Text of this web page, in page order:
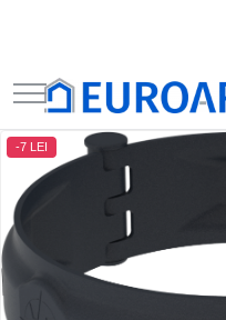
-7 LEI